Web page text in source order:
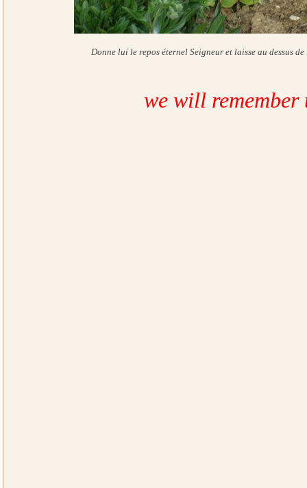
Donne lui le repos éternel Seigneur et laisse au dessus
we will remember